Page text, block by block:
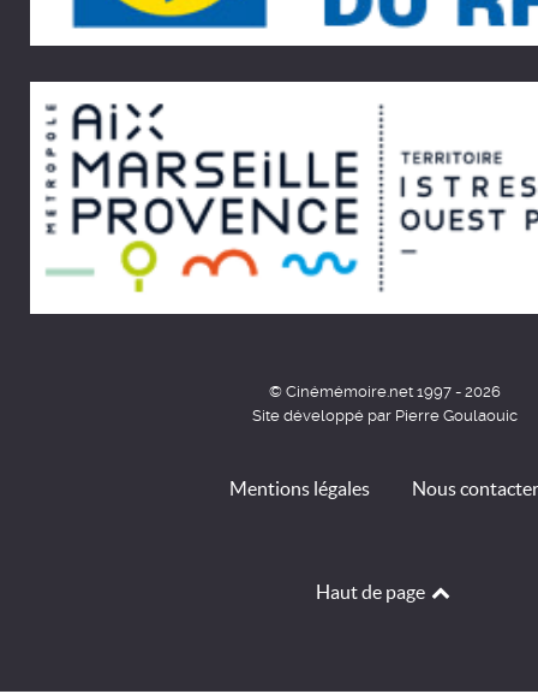
© Cinémémoire.net 1997 - 2026
Site développé par Pierre Goulaouic
Mentions légales Nous contacter
Haut de page